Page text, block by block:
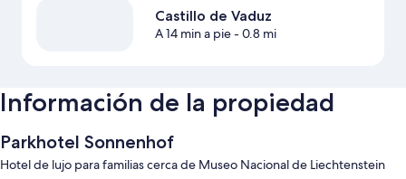
Castillo de Vaduz
A 14 min a pie- 0.8 mi
Información de la propiedad
Parkhotel Sonnenhof
Hotel de lujo para familias cerca de Museo Nacional de Liechtenstein